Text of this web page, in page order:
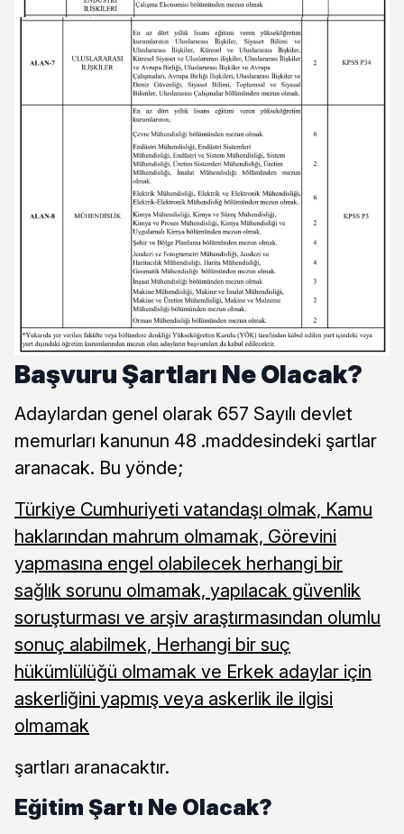
Başvuru Şartları Ne Olacak?
Adaylardan genel olarak 657 Sayılı devlet
memurları kanunun 48 .maddesindeki şartlar
aranacak. Bu yönde;
Türkiye Cumhuriyeti vatandaşı olmak, Kamu
haklarından mahrum olmamak, Görevini
yapmasına engel olabilecek herhangi bir
sağlık sorunu olmamak, yapılacak güvenlik
soruşturması ve arşiv araştırmasından olumlu
sonuç alabilmek, Herhangi bir suç
hükümlülüğü olmamak ve Erkek adaylar için
askerliğini yapmış veya askerlik ile ilgisi
olmamak
şartları aranacaktır.
Eğitim Şartı Ne Olacak?